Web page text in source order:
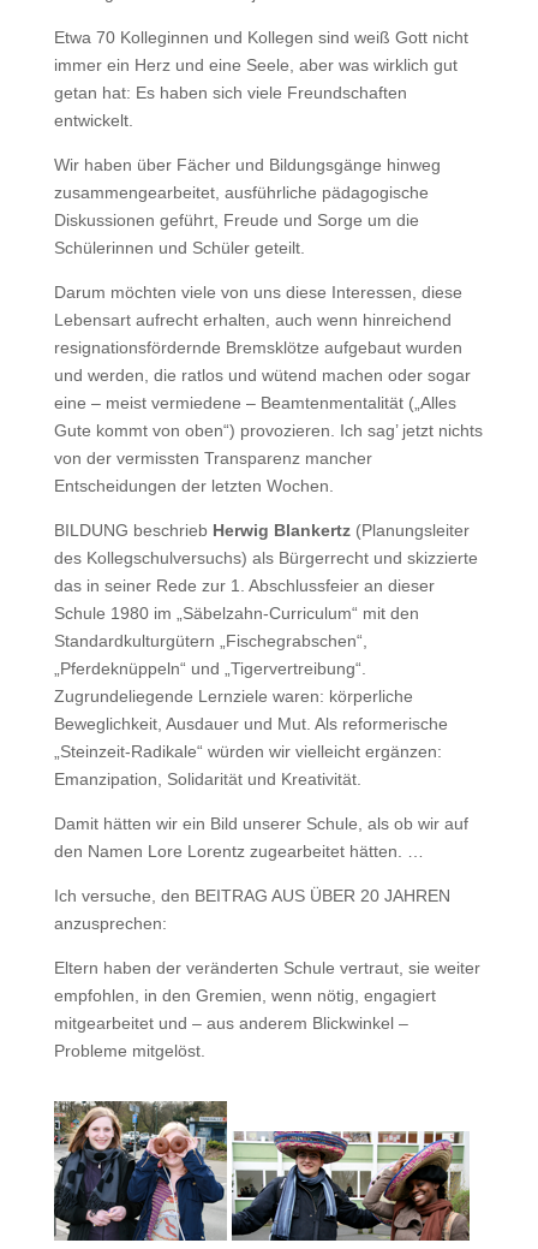
Etwa 70 Kolleginnen und Kollegen sind weiß Gott nicht
immer ein Herz und eine Seele, aber was wirklich gut
getan hat: Es haben sich viele Freundschaften
entwickelt.
Wir haben über Fächer und Bildungsgänge hinweg
zusammengearbeitet, ausführliche pädagogische
Diskussionen geführt, Freude und Sorge um die
Schülerinnen und Schüler geteilt.
Darum möchten viele von uns diese Interessen, diese
Lebensart aufrecht erhalten, auch wenn hinreichend
resignationsfördernde Bremsklötze aufgebaut wurden
und werden, die ratlos und wütend machen oder sogar
eine – meist vermiedene – Beamtenmentalität („Alles
Gute kommt von oben“) provozieren. Ich sag’ jetzt nichts
von der vermissten Transparenz mancher
Entscheidungen der letzten Wochen.
BILDUNG beschrieb Herwig Blankertz(Planungsleiter
des Kollegschulversuchs) als Bürgerrecht und skizzierte
das in seiner Rede zur 1. Abschlussfeier an dieser
Schule 1980 im „Säbelzahn-Curriculum“ mit den
Standardkulturgütern „Fischegrabschen“,
„Pferdeknüppeln“ und „Tigervertreibung“.
Zugrundeliegende Lernziele waren: körperliche
Beweglichkeit, Ausdauer und Mut. Als reformerische
„Steinzeit-Radikale“ würden wir vielleicht ergänzen:
Emanzipation, Solidarität und Kreativität.
Damit hätten wir ein Bild unserer Schule, als ob wir auf
den Namen Lore Lorentz zugearbeitet hätten. …
Ich versuche, den BEITRAG AUS ÜBER 20 JAHREN
anzusprechen:
Eltern haben der veränderten Schule vertraut, sie weiter
empfohlen, in den Gremien, wenn nötig, engagiert
mitgearbeitet und – aus anderem Blickwinkel –
Probleme mitgelöst.